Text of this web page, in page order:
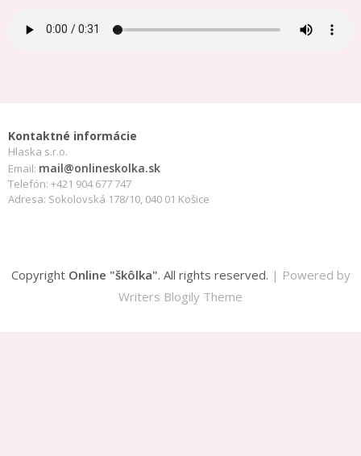
Kontaktné informácie
Hlaska s.r.o.
Email: mail@onlineskolka.sk
Telefón: +421 904 677 747
Adresa: Sokolovská 178/10, 040 01 Košice
Copyright Online "škôlka". All rights reserved. | Powered by
Writers Blogily Theme